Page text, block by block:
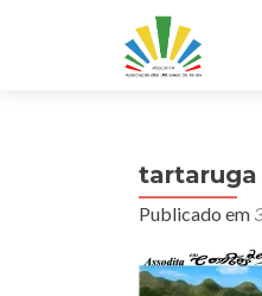
tartaruga
Publicado em